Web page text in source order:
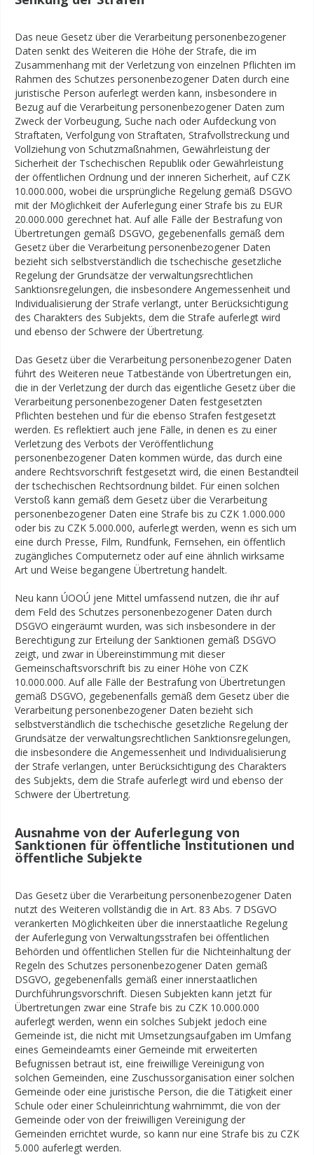
Das neue Gesetz über die Verarbeitung personenbezogener
Daten senkt des Weiteren die Höhe der Strafe, die im
Zusammenhang mit der Verletzung von einzelnen Pflichten im
Rahmen des Schutzes personenbezogener Daten durch eine
juristische Person auferlegt werden kann, insbesondere in
Bezug auf die Verarbeitung personenbezogener Daten zum
Zweck der Vorbeugung, Suche nach oder Aufdeckung von
Straftaten, Verfolgung von Straftaten, Strafvollstreckung und
Vollziehung von Schutzmaßnahmen, Gewährleistung der
Sicherheit der Tschechischen Republik oder Gewährleistung
der öffentlichen Ordnung und der inneren Sicherheit, auf CZK
10.000.000, wobei die ursprüngliche Regelung gemäß DSGVO
mit der Möglichkeit der Auferlegung einer Strafe bis zu EUR
20.000.000 gerechnet hat. Auf alle Fälle der Bestrafung von
Übertretungen gemäß DSGVO, gegebenenfalls gemäß dem
Gesetz über die Verarbeitung personenbezogener Daten
bezieht sich selbstverständlich die tschechische gesetzliche
Regelung der Grundsätze der verwaltungsrechtlichen
Sanktionsregelungen, die insbesondere Angemessenheit und
Individualisierung der Strafe verlangt, unter Berücksichtigung
des Charakters des Subjekts, dem die Strafe auferlegt wird
und ebenso der Schwere der Übertretung.
Das Gesetz über die Verarbeitung personenbezogener Daten
führt des Weiteren neue Tatbestände von Übertretungen ein,
die in der Verletzung der durch das eigentliche Gesetz über die
Verarbeitung personenbezogener Daten festgesetzten
Pflichten bestehen und für die ebenso Strafen festgesetzt
werden. Es reflektiert auch jene Fälle, in denen es zu einer
Verletzung des Verbots der Veröffentlichung
personenbezogener Daten kommen würde, das durch eine
andere Rechtsvorschrift festgesetzt wird, die einen Bestandteil
der tschechischen Rechtsordnung bildet. Für einen solchen
Verstoß kann gemäß dem Gesetz über die Verarbeitung
personenbezogener Daten eine Strafe bis zu CZK 1.000.000
oder bis zu CZK 5.000.000, auferlegt werden, wenn es sich um
eine durch Presse, Film, Rundfunk, Fernsehen, ein öffentlich
zugängliches Computernetz oder auf eine ähnlich wirksame
Art und Weise begangene Übertretung handelt.
Neu kann ÚOOÚ jene Mittel umfassend nutzen, die ihr auf
dem Feld des Schutzes personenbezogener Daten durch
DSGVO eingeräumt wurden, was sich insbesondere in der
Berechtigung zur Erteilung der Sanktionen gemäß DSGVO
zeigt, und zwar in Übereinstimmung mit dieser
Gemeinschaftsvorschrift bis zu einer Höhe von CZK
10.000.000. Auf alle Fälle der Bestrafung von Übertretungen
gemäß DSGVO, gegebenenfalls gemäß dem Gesetz über die
Verarbeitung personenbezogener Daten bezieht sich
selbstverständlich die tschechische gesetzliche Regelung der
Grundsätze der verwaltungsrechtlichen Sanktionsregelungen,
die insbesondere die Angemessenheit und Individualisierung
der Strafe verlangen, unter Berücksichtigung des Charakters
des Subjekts, dem die Strafe auferlegt wird und ebenso der
Schwere der Übertretung.
Ausnahme von der Auferlegung von
Sanktionen für öffentliche Institutionen und
öffentliche Subjekte
Das Gesetz über die Verarbeitung personenbezogener Daten
nutzt des Weiteren vollständig die in Art. 83 Abs. 7 DSGVO
verankerten Möglichkeiten über die innerstaatliche Regelung
der Auferlegung von Verwaltungsstrafen bei öffentlichen
Behörden und öffentlichen Stellen für die Nichteinhaltung der
Regeln des Schutzes personenbezogener Daten gemäß
DSGVO, gegebenenfalls gemäß einer innerstaatlichen
Durchführungsvorschrift. Diesen Subjekten kann jetzt für
Übertretungen zwar eine Strafe bis zu CZK 10.000.000
auferlegt werden, wenn ein solches Subjekt jedoch eine
Gemeinde ist, die nicht mit Umsetzungsaufgaben im Umfang
eines Gemeindeamts einer Gemeinde mit erweiterten
Befugnissen betraut ist, eine freiwillige Vereinigung von
solchen Gemeinden, eine Zuschussorganisation einer solchen
Gemeinde oder eine juristische Person, die die Tätigkeit einer
Schule oder einer Schuleinrichtung wahrnimmt, die von der
Gemeinde oder von der freiwilligen Vereinigung der
Gemeinden errichtet wurde, so kann nur eine Strafe bis zu CZK
5.000 auferlegt werden.